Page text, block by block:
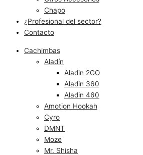
Chapo
¿Profesional del sector?
Contacto
Cachimbas
Aladín
Aladin 2GO
Aladin 360
Aladin 460
Amotion Hookah
Cyro
DMNT
Moze
Mr. Shisha